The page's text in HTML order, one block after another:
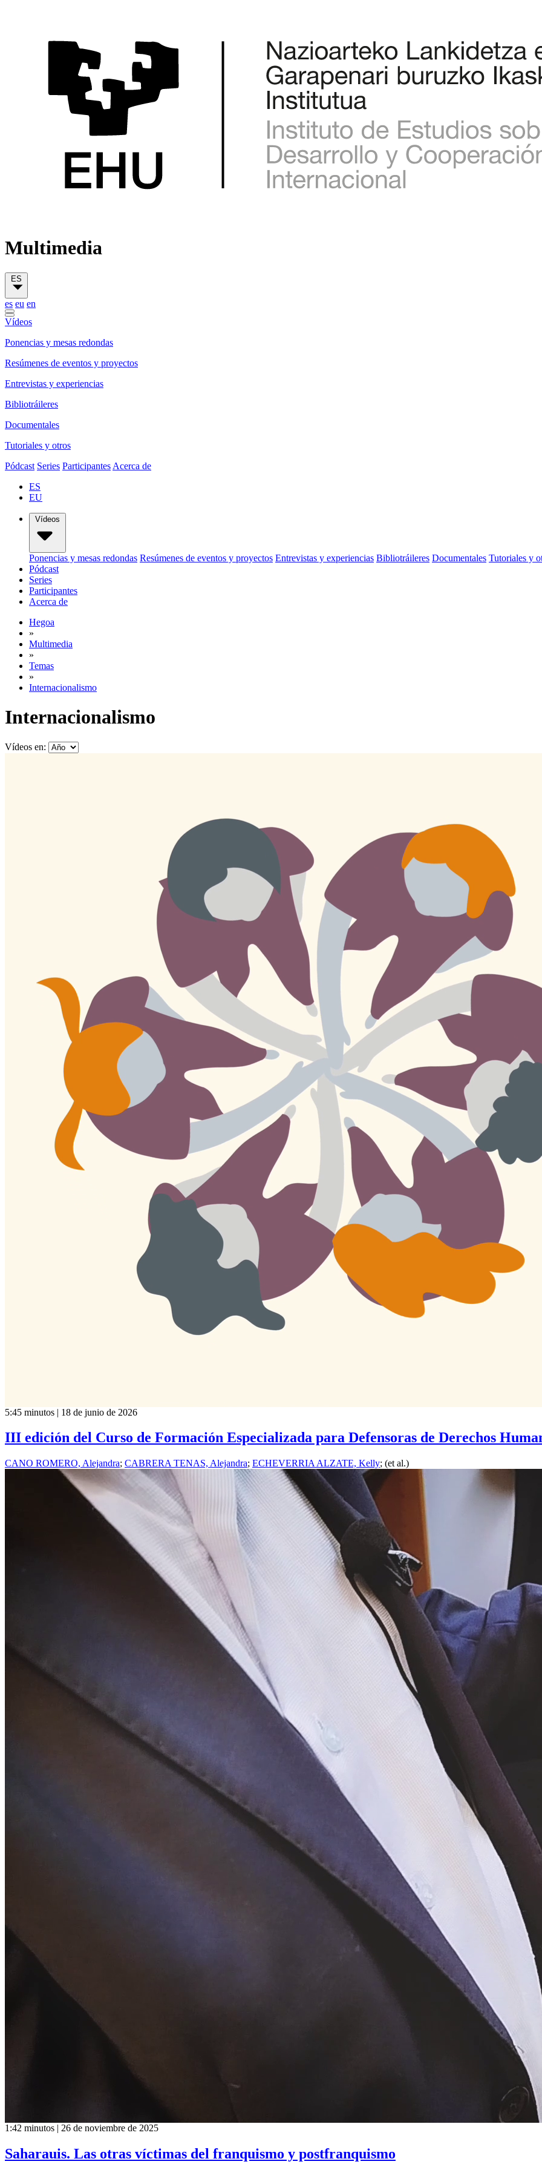
Multimedia
ES
es eu en
Vídeos
Ponencias y mesas redondas
Resúmenes de eventos y proyectos
Entrevistas y experiencias
Bibliotráileres
Documentales
Tutoriales y otros
Pódcast Series Participantes Acerca de
ES
EU
Vídeos
Ponencias y mesas redondas Resúmenes de eventos y proyectos Entrevistas y experiencias Bibliotráileres Documentales Tutoriales y
Pódcast
Series
Participantes
Acerca de
Hegoa
»
Multimedia
»
Temas
»
Internacionalismo
Internacionalismo
Vídeos en:
5:45 minutos | 18 de junio de 2026
III edición del Curso de Formación Especializada para Defensoras de Derechos
CANO ROMERO, Alejandra; CABRERA TENAS, Alejandra; ECHEVERRIA ALZATE, Kelly; (et al.)
1:42 minutos | 26 de noviembre de 2025
Saharauis. Las otras víctimas del franquismo y postfranquismo